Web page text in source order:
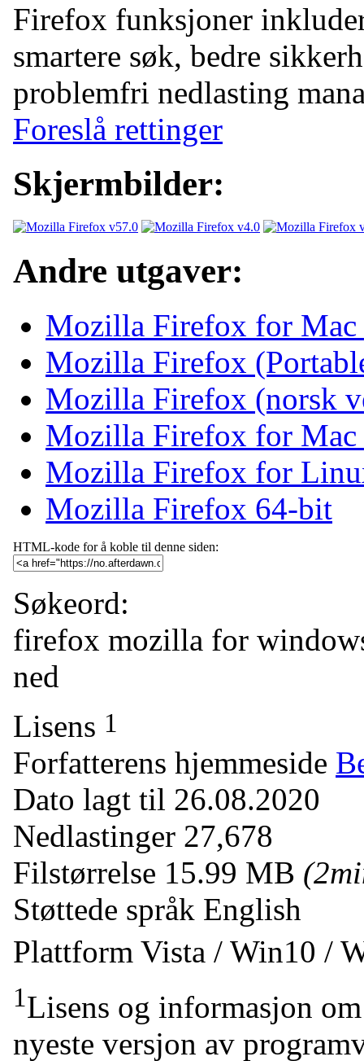
Firefox funksjoner
smartere søk, bedre
problemfri nedlasting
Foreslå rettinger
Skjermbilder:
Andre utgaver:
Mozilla Firefox for Mac
Mozilla Firefox
Mozilla Firefox (norsk
Mozilla Firefox for Mac
Mozilla Firefox for
Mozilla Firefox 64-bit
HTML-kode for å koble til denne siden:
Søkeord:
firefox mozilla for
ned
Lisens 1
Forfatterens hjemmeside
Dato lagt til 26.08.2020
Nedlastinger 27,678
Filstørrelse 15.99 MB
Støttede språk English
Plattform Vista / Win10 /
1Lisens og informasjon
nyeste versjon av